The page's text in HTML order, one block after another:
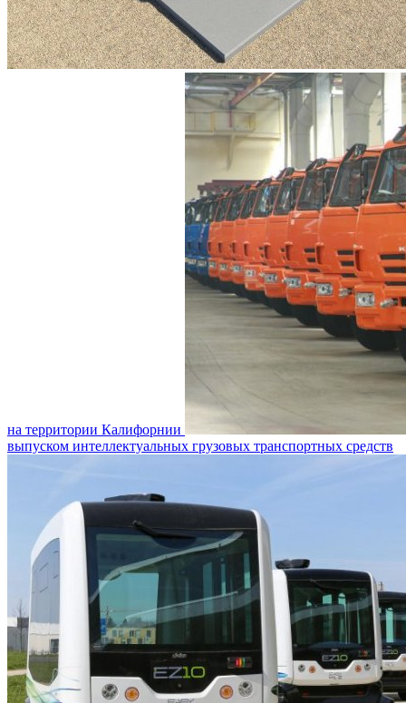
на территории Калифорнии
выпуском интеллектуальных грузовых транспортных средств